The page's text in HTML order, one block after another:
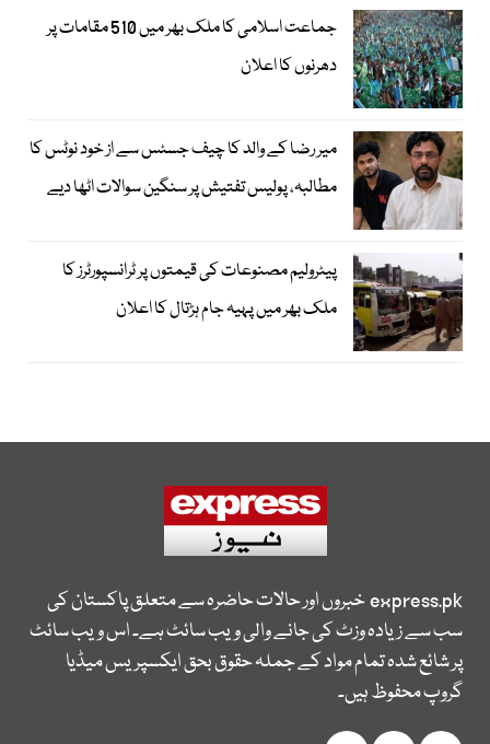
جماعت اسلامی کا ملک بھر میں 510 مقامات پر
دھرنوں کا اعلان
میر رضا کے والد کا چیف جسٹس سے از خود نوٹس کا
مطالبہ، پولیس تفتیش پر سنگین سوالات اٹھا دیے
پیٹرولیم مصنوعات کی قیمتوں پر ٹرانسپورٹرز کا
ملک بھر میں پہیہ جام ہڑتال کا اعلان
express.pkخبروں اور حالات حاضرہ سے متعلق پاکستان کی
سب سے زیادہ وزٹ کی جانے والی ویب سائٹ ہے۔ اس ویب سائٹ
پر شائع شدہ تمام مواد کے جملہ حقوق بحق ایکسپریس میڈیا
گروپ محفوظ ہیں۔